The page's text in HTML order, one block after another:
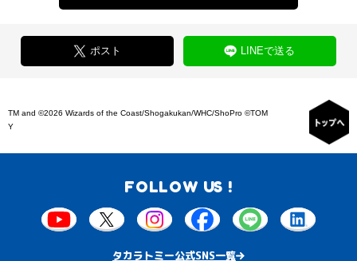
ポスト LINEで送る
TM and ©2026 Wizards of the Coast/Shogakukan/WHC/ShoPro ©TOM
Y
FOLLOW US !
タカラトミー公式SNS一覧